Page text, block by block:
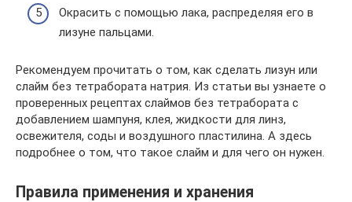
Окрасить с помощью лака, распределяя его в
лизуне пальцами.
Рекомендуем прочитать о том, как сделать лизун или
слайм без тетрабората натрия. Из статьи вы узнаете о
проверенных рецептах слаймов без тетрабората с
добавлением шампуня, клея, жидкости для линз,
освежителя, соды и воздушного пластилина. А здесь
подробнее о том, что такое слайм и для чего он нужен.
Правила применения и хранения